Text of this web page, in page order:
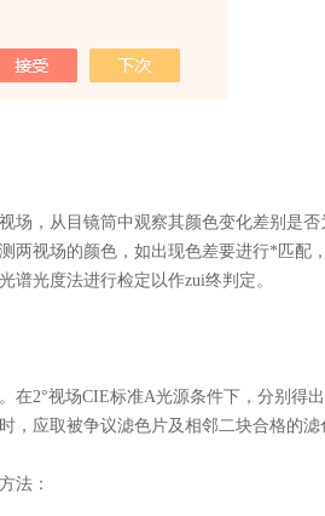
，从目镜筒中观察其颜色变化差别是否
两视场的颜色，如出现色差要进行*匹配
谱光度法进行检定以作zui终判定。
2°视场CIE标准A光源条件下，分别得
，应取被争议滤色片及相邻二块合格的滤
法：